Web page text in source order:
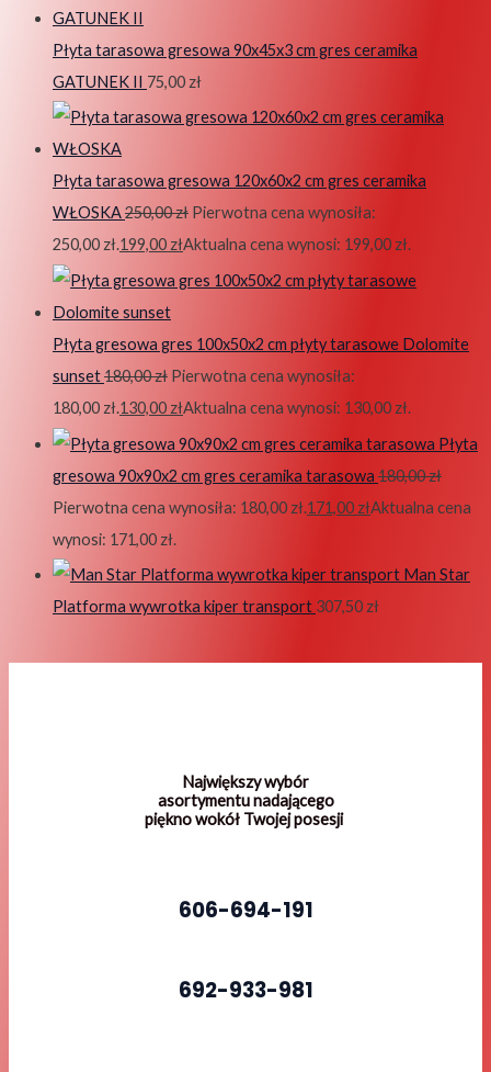
Płyta tarasowa gresowa 90x45x3 cm gres ceramika
GATUNEK II 75,00 zł
Płyta tarasowa gresowa 120x60x2 cm gres ceramika
WŁOSKA250,00zł Pierwotna cena wynosiła:
250,00 zł.199,00złAktualna cena wynosi: 199,00 zł.
Płyta gresowa gres 100x50x2 cm płyty tarasowe Dolomite
sunset180,00zł Pierwotna cena wynosiła:
180,00 zł.130,00 złAktualna cena wynosi: 130,00 zł.
Płyta
gresowa 90x90x2 cm gres ceramika tarasowa 180,00zł
Pierwotna cena wynosiła: 180,00 zł.171,00 złAktualna cena
wynosi: 171,00 zł.
Man Star
Platforma wywrotka kiper transport 307,50 zł
Największy wybór
asortymentu nadającego
piękno wokół Twojej posesji
606-694-191
692-933-981